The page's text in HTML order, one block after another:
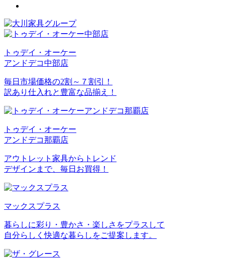
トゥデイ・オーケー
アンドデコ中部店
毎日市場価格の2割～７割引！
訳あり仕入れと豊富な品揃え！
トゥデイ・オーケー
アンドデコ那覇店
アウトレット家具からトレンド
デザインまで、毎日お買得！
マックスプラス
暮らしに彩り・豊かさ・楽しさをプラスして
自分らしく快適な暮らしをご提案します。